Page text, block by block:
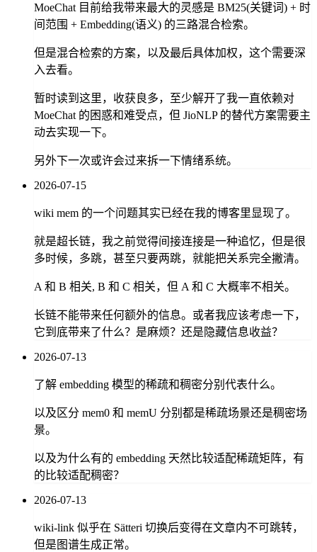
MoeChat 目前给我带来最大的灵感是 BM25(关键词) + 时
间范围 + Embedding(语义) 的三路混合检索。
但是混合检索的方案，以及最后具体加权，这个需要深
入去看。
暂时读到这里，收获良多，至少解开了我一直依赖对
MoeChat 的困惑和难受点，但 JioNLP 的替代方案需要主
动去实现一下。
另外下一次或许会过来拆一下情绪系统。
2026-07-15
wiki mem 的一个问题其实已经在我的博客里显现了。
就是超长链，我之前觉得间接连接是一种追忆，但是很
多时候，多跳，甚至只要两跳，就能把关系完全撇清。
A 和 B 相关, B 和 C 相关，但 A 和 C 大概率不相关。
长链不能带来任何额外的信息。或者我应该考虑一下，
它到底带来了什么？是麻烦？还是隐藏信息收益？
2026-07-13
了解 embedding 模型的稀疏和稠密分别代表什么。
以及区分 mem0 和 memU 分别都是稀疏场景还是稠密场
景。
以及为什么有的 embedding 天然比较适配稀疏矩阵，有
的比较适配稠密？
2026-07-13
wiki-link 似乎在 Sätteri 切换后变得在文章内不可跳转，
但是图谱生成正常。